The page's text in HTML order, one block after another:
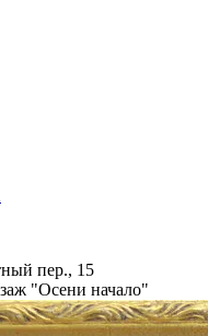
пер., 15
"Осени начало"